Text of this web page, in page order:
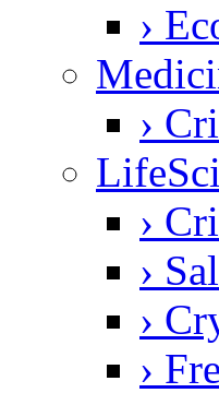
›
›
›
›
›
›